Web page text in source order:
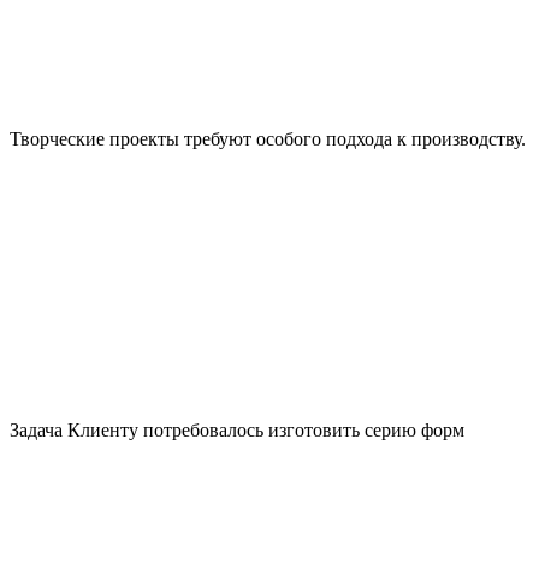
Творческие проекты требуют особого подхода к производству.
Задача Клиенту потребовалось изготовить серию форм